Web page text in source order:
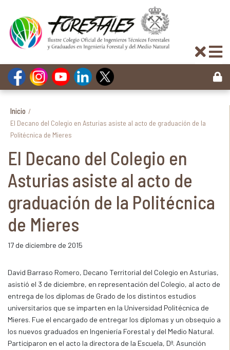
Inicio /
El Decano del Colegio en Asturias asiste al acto de graduación de la
Politécnica de Mieres
El Decano del Colegio en
Asturias asiste al acto de
graduación de la Politécnica
de Mieres
17 de diciembre de 2015
David Barraso Romero, Decano Territorial del Colegio en Asturias,
asistió el 3 de diciembre, en representación del Colegio, al acto de
entrega de los diplomas de Grado de los distintos estudios
universitarios que se imparten en la Universidad Politécnica de
Mieres. Fue el encargado de entregar los diplomas y un obsequio a
los nuevos graduados en Ingeniería Forestal y del Medio Natural.
Participaron en el acto la directora de la Escuela, Dª. Asunción